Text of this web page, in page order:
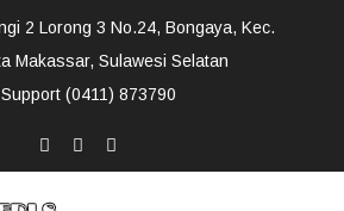
2 Lorong 3 No.24, Bongaya, Kec.
Makassar, Sulawesi Selatan
Support (0411) 873790